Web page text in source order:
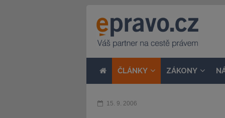
ČLÁNKY ZÁKONY
15. 9. 2006